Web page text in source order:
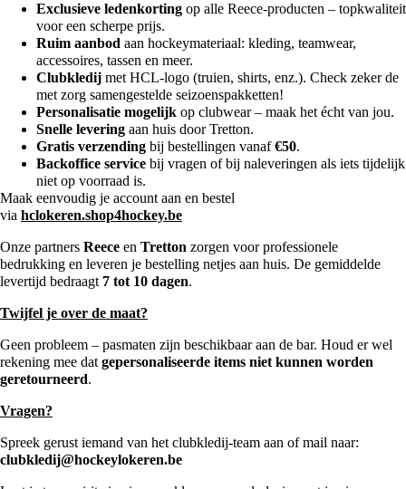
Exclusieve ledenkorting op alle Reece-producten – topkwaliteit
voor een scherpe prijs.
Ruim aanbod aan hockeymateriaal: kleding, teamwear,
accessoires, tassen en meer.
Clubkledij met HCL-logo (truien, shirts, enz.). Check zeker de
met zorg samengestelde seizoenspakketten!
Personalisatie mogelijk op clubwear – maak het écht van jou.
Snelle levering aan huis door Tretton.
Gratis verzending bij bestellingen vanaf€50.
Backoffice service bij vragen of bij naleveringen als iets tijdelijk
niet op voorraad is.
Maak eenvoudig je account aan en bestel
via hclokeren.shop4hockey.be
Onze partners Reece en Tretton zorgen voor professionele
bedrukking en leveren je bestelling netjes aan huis. De gemiddelde
levertijd bedraagt 7 tot 10 dagen.
Twijfel je over de maat?
Geen probleem – pasmaten zijn beschikbaar aan de bar. Houd er wel
rekening mee dat gepersonaliseerde items niet kunnen worden
geretourneerd.
Vragen?
Spreek gerust iemand van het clubkledij-team aan of mail naar:
clubkledij@hockeylokeren.be